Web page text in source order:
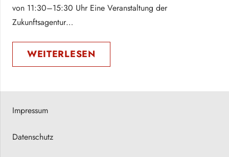
von 11:30–15:30 Uhr Eine Veranstaltung der
Zukunftsagentur…
WEITERLESEN
Impressum
Datenschutz